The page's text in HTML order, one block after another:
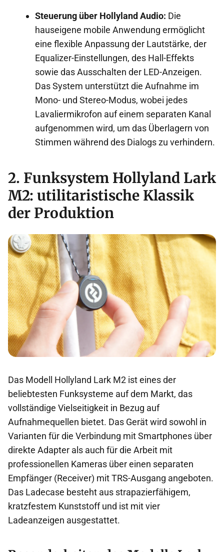
Steuerung über Hollyland Audio: Die
hauseigene mobile Anwendung ermöglicht
eine flexible Anpassung der Lautstärke, der
Equalizer-Einstellungen, des Hall-Effekts
sowie das Ausschalten der LED-Anzeigen.
Das System unterstützt die Aufnahme im
Mono- und Stereo-Modus, wobei jedes
Lavaliermikrofon auf einem separaten Kanal
aufgenommen wird, um das Überlagern von
Stimmen während des Dialogs zu verhindern.
2. Funksystem Hollyland Lark
M2: utilitaristische Klassik
der Produktion
Das Modell Hollyland Lark M2 ist eines der
beliebtesten Funksysteme auf dem Markt, das
vollständige Vielseitigkeit in Bezug auf
Aufnahmequellen bietet. Das Gerät wird sowohl in
Varianten für die Verbindung mit Smartphones über
direkte Adapter als auch für die Arbeit mit
professionellen Kameras über einen separaten
Empfänger (Receiver) mit TRS-Ausgang angeboten.
Das Ladecase besteht aus strapazierfähigem,
kratzfestem Kunststoff und ist mit vier
Ladeanzeigen ausgestattet.